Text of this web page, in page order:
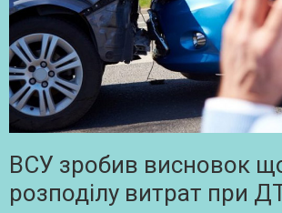
ВСУ зробив висновок
розподілу витрат при